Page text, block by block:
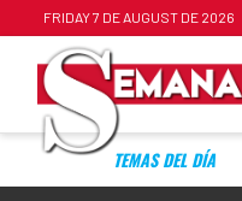
FRIDAY 7 DE AUGUST DE 2026
TEMAS DEL DÍA